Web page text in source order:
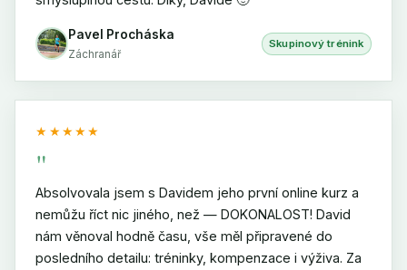
Pavel Procháska
Záchranář
Skupinový trénink
★★★★★
"
Absolvovala jsem s Davidem jeho první online kurz a
nemůžu říct nic jiného, než — DOKONALOST! David
nám věnoval hodně času, vše měl připravené do
posledního detailu: tréninky, kompenzace i výživa. Za